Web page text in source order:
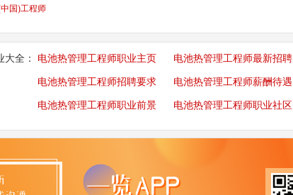
国)工程师
大全： 电池热管理工程师职业主页 电池热管理工程师最新招聘
电池热管理工程师招聘要求 电池热管理工程师薪酬待遇
电池热管理工程师职业前景 电池热管理工程师职业社区